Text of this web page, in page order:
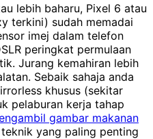
lebih baharu, Pixel 6 atau
terkini) sudah memadai
imej dalam telefon
peringkat permulaan
Jurang kemahiran lebih
Sebaik sahaja anda
khusus (sekitar
pelaburan kerja tahap
gambar makanan
yang paling penting